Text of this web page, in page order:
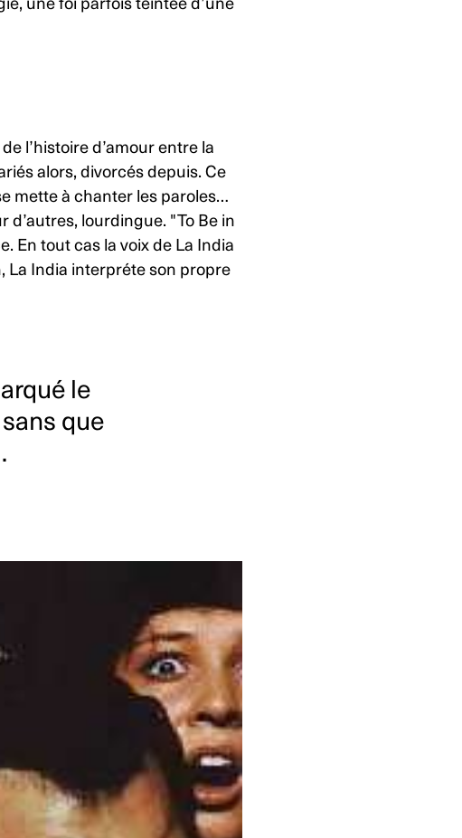
une foi parfois teintée d’une
l’histoire d’amour entre la
alors, divorcés depuis. Ce
mette à chanter les paroles…
lourdingue. "To Be in
En tout cas la voix de La India
La India interpréte son propre
le
que